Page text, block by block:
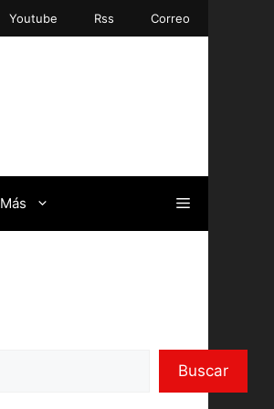
Youtube Rss Correo
Más
Buscar